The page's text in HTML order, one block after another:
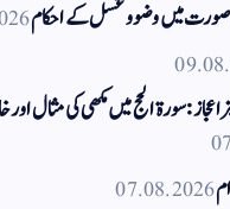
صورت میں وضو و غسل کے احکام
سورۃ الحج میں مکھی کی مثال اور
07.08.2026